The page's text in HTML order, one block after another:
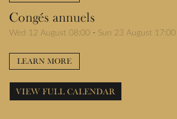
Congés annuels
Wed 12 August 08:00 - Sun 23 August 17:00
LEARN MORE
VIEW FULL CALENDAR